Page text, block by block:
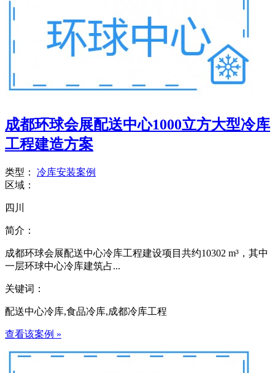
成都环球会展配送中心1000立方大型冷库
工程建造方案
类型：
冷库安装案例
区域：
四川
简介：
成都环球会展配送中心冷库工程建设项目共约10302 m³，其中
一层环球中心冷库建筑占...
关键词：
配送中心冷库,食品冷库,成都冷库工程
查看该案例 »